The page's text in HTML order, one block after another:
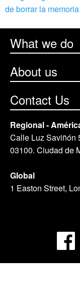
de borrar la memoria
What we do
About us
Contact Us
Regional -
Calle Luz Saviñón
03100. Ciudad de
Global
1 Easton Street,